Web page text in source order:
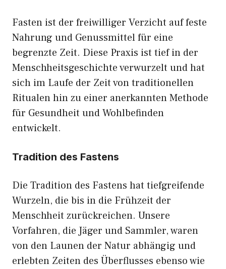
Fasten ist der freiwilliger Verzicht auf feste
Nahrung und Genussmittel für eine
begrenzte Zeit. Diese Praxis ist tief in der
Menschheitsgeschichte verwurzelt und hat
sich im Laufe der Zeit von traditionellen
Ritualen hin zu einer anerkannten Methode
für Gesundheit und Wohlbefinden
entwickelt.
Tradition des Fastens
Die Tradition des Fastens hat tiefgreifende
Wurzeln, die bis in die Frühzeit der
Menschheit zurückreichen. Unsere
Vorfahren, die Jäger und Sammler, waren
von den Launen der Natur abhängig und
erlebten Zeiten des Überflusses ebenso wie